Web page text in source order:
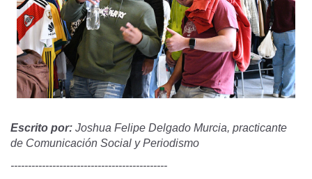
Escrito por: Joshua Felipe Delgado Murcia, practicante
de Comunicación Social y Periodismo
---------------------------------------------